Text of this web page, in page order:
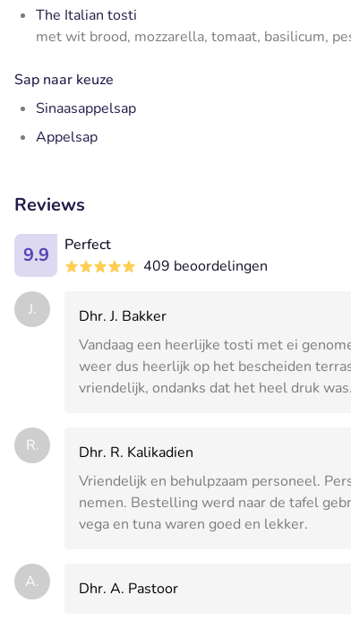
The Italian tosti
met wit brood, mozzarella, tomaat, basilicum,
Sap naar keuze
Sinaasappelsap
Appelsap
Reviews
9.9
Perfect
409 beoordelingen
J.
Dhr. J. Bakker
Vandaag een heerlijke tosti met ei
weer dus heerlijk op het bescheiden
vriendelijk, ondanks dat het heel druk was.
R.
Dhr. R. Kalikadien
Vriendelijk en behulpzaam personeel.
nemen. Bestelling werd naar de tafel
vega en tuna waren goed en lekker.
A. Dhr. A. Pastoor